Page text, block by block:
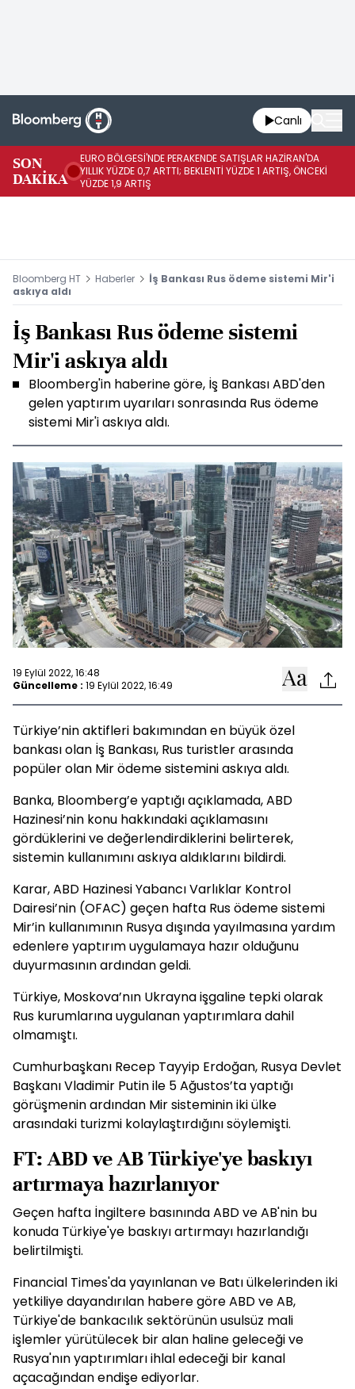
Canlı
SON
DAKİKA
EURO BÖLGESİ'NDE PERAKENDE SATIŞLAR HAZİRAN'DA
YILLIK YÜZDE 0,7 ARTTI; BEKLENTİ YÜZDE 1 ARTIŞ, ÖNCEKİ
YÜZDE 1,9 ARTIŞ
Bloomberg HT Haberler
İş Bankası Rus ödeme sistemi Mir'i
askıya aldı
İş Bankası Rus ödeme sistemi
Mir'i askıya aldı
Bloomberg'in haberine göre, İş Bankası ABD'den
gelen yaptırım uyarıları sonrasında Rus ödeme
sistemi Mir'i askıya aldı.
19 Eylül 2022, 16:48
Güncelleme : 19 Eylül 2022, 16:49
Türkiye’nin aktifleri bakımından en büyük özel
bankası olan İş Bankası, Rus turistler arasında
popüler olan Mir ödeme sistemini askıya aldı.
Banka, Bloomberg’e yaptığı açıklamada, ABD
Hazinesi’nin konu hakkındaki açıklamasını
gördüklerini ve değerlendirdiklerini belirterek,
sistemin kullanımını askıya aldıklarını bildirdi.
Karar, ABD Hazinesi Yabancı Varlıklar Kontrol
Dairesi’nin (OFAC) geçen hafta Rus ödeme sistemi
Mir’in kullanımının Rusya dışında yayılmasına yardım
edenlere yaptırım uygulamaya hazır olduğunu
duyurmasının ardından geldi.
Türkiye, Moskova’nın Ukrayna işgaline tepki olarak
Rus kurumlarına uygulanan yaptırımlara dahil
olmamıştı.
Cumhurbaşkanı Recep Tayyip Erdoğan, Rusya Devlet
Başkanı Vladimir Putin ile 5 Ağustos’ta yaptığı
görüşmenin ardından Mir sisteminin iki ülke
arasındaki turizmi kolaylaştırdığını söylemişti.
FT: ABD ve AB Türkiye'ye baskıyı
artırmaya hazırlanıyor
Geçen hafta İngiltere basınında ABD ve AB'nin bu
konuda Türkiye'ye baskıyı artırmayı hazırlandığı
belirtilmişti.
Financial Times'da yayınlanan ve Batı ülkelerinden iki
yetkiliye dayandırılan habere göre ABD ve AB,
Türkiye'de bankacılık sektörünün usulsüz mali
işlemler yürütülecek bir alan haline geleceği ve
Rusya'nın yaptırımları ihlal edeceği bir kanal
açacağından endişe ediyorlar.